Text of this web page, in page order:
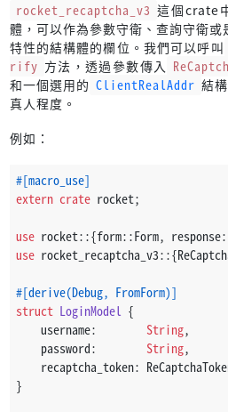
rocket_recaptcha_v3 這個crate
體，可以作為參數守衛、查詢守衛或
特性的結構體的欄位。我們可以呼叫
rify 方法，透過參數傳入
和一個選用的 ClientRealAddr 結
真人程度。
例如：
#[macro_use]
extern crate rocket;
use rocket::{form::Form,
use
#[derive(Debug, FromForm)]
struct LoginModel {
    username:
String,
    password:
String,
recaptcha_token:
}